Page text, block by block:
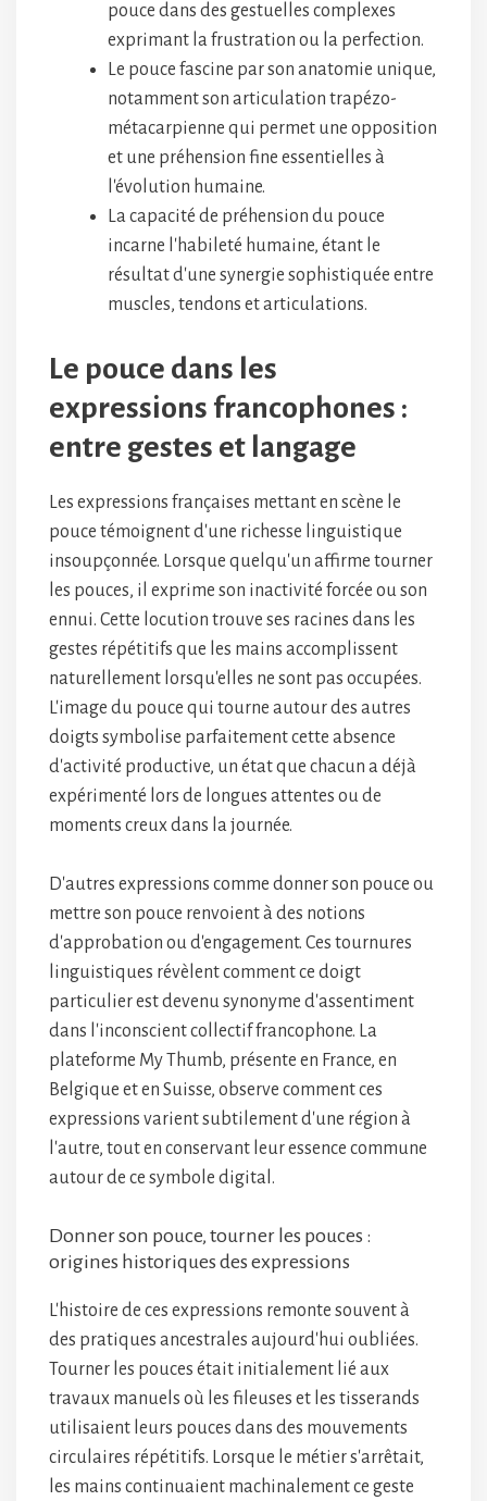
pouce dans des gestuelles complexes
exprimant la frustration ou la perfection.
Le pouce fascine par son anatomie unique,
notamment son articulation trapézo-
métacarpienne qui permet une opposition
et une préhension fine essentielles à
l'évolution humaine.
La capacité de préhension du pouce
incarne l'habileté humaine, étant le
résultat d'une synergie sophistiquée entre
muscles, tendons et articulations.
Le pouce dans les
expressions francophones :
entre gestes et langage
Les expressions françaises mettant en scène le
pouce témoignent d'une richesse linguistique
insoupçonnée. Lorsque quelqu'un affirme tourner
les pouces, il exprime son inactivité forcée ou son
ennui. Cette locution trouve ses racines dans les
gestes répétitifs que les mains accomplissent
naturellement lorsqu'elles ne sont pas occupées.
L'image du pouce qui tourne autour des autres
doigts symbolise parfaitement cette absence
d'activité productive, un état que chacun a déjà
expérimenté lors de longues attentes ou de
moments creux dans la journée.
D'autres expressions comme donner son pouce ou
mettre son pouce renvoient à des notions
d'approbation ou d'engagement. Ces tournures
linguistiques révèlent comment ce doigt
particulier est devenu synonyme d'assentiment
dans l'inconscient collectif francophone. La
plateforme My Thumb, présente en France, en
Belgique et en Suisse, observe comment ces
expressions varient subtilement d'une région à
l'autre, tout en conservant leur essence commune
autour de ce symbole digital.
Donner son pouce, tourner les pouces :
origines historiques des expressions
L'histoire de ces expressions remonte souvent à
des pratiques ancestrales aujourd'hui oubliées.
Tourner les pouces était initialement lié aux
travaux manuels où les fileuses et les tisserands
utilisaient leurs pouces dans des mouvements
circulaires répétitifs. Lorsque le métier s'arrêtait,
les mains continuaient machinalement ce geste